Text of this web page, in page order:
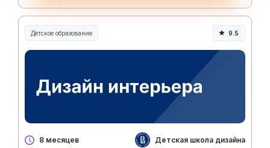
Детское образование 9.5
8 месяцев Детская школа дизайна ВШЭ